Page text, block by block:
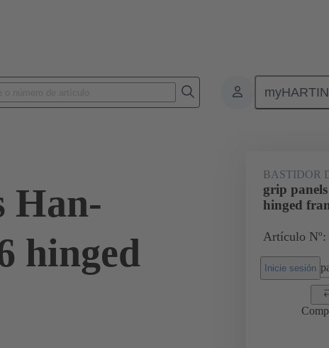
Han-
hinged
BASTIDOR
grip
hinged
Artículo Nº:
Inicie sesión